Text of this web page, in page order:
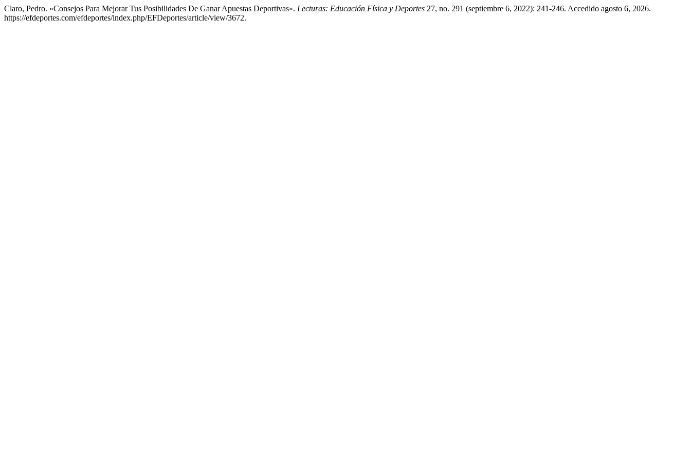
Claro, Pedro. «Consejos Para Mejorar Tus Posibilidades De Ganar Apuestas Deportivas». Lecturas: Educación Física y Deportes 27, no. 291 (septiembre 6, 2022): 241-246. Accedido agosto 6, 2026.
https://efdeportes.com/efdeportes/index.php/EFDeportes/article/view/3672.